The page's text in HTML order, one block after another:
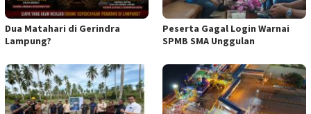
Dua Matahari di Gerindra
Lampung?
Peserta Gagal Login Warnai
SPMB SMA Unggulan